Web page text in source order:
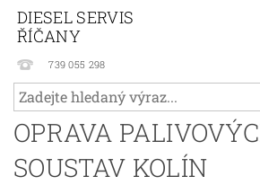
DIESEL SERVIS
ŘÍČANY
739 055 298
OPRAVA
SOUSTAV KOLÍN